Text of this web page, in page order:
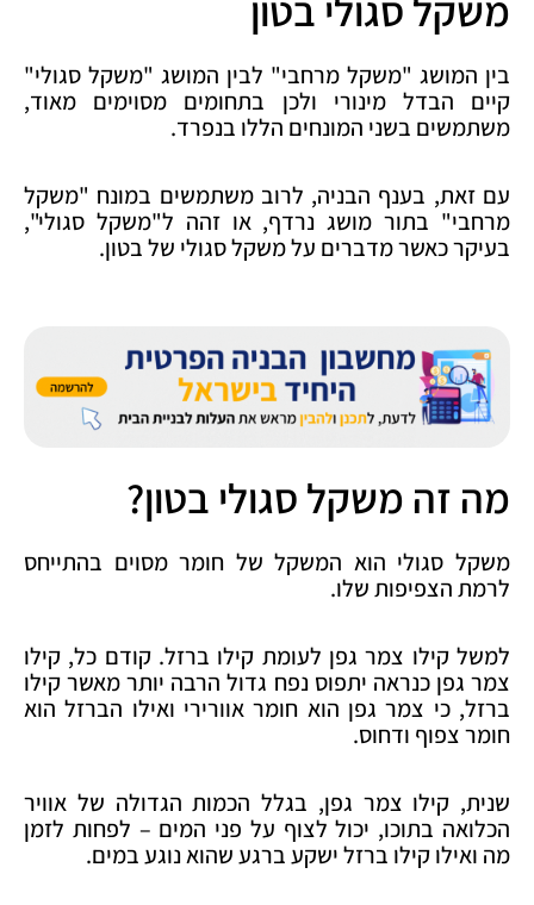
בין המושג "משקל מרחבי" לבין המושג "משקל סגולי"
קיים הבדל מינורי ולכן בתחומים מסוימים מאוד,
משתמשים בשני המונחים הללו בנפרד.
עם זאת, בענף הבניה, לרוב משתמשים במונח "משקל
מרחבי" בתור מושג נרדף, או זהה ל"משקל סגולי",
בעיקר כאשר מדברים על משקל סגולי של בטון.
מה זה משקל סגולי בטון?
משקל סגולי הוא המשקל של חומר מסוים בהתייחס
לרמת הצפיפות שלו.
למשל קילו צמר גפן לעומת קילו ברזל. קודם כל, קילו
צמר גפן כנראה יתפוס נפח גדול הרבה יותר מאשר קילו
ברזל, כי צמר גפן הוא חומר אוורירי ואילו הברזל הוא
חומר צפוף ודחוס.
שנית, קילו צמר גפן, בגלל הכמות הגדולה של אוויר
הכלואה בתוכו, יכול לצוף על פני המים – לפחות לזמן
מה ואילו קילו ברזל ישקע ברגע שהוא נוגע במים.